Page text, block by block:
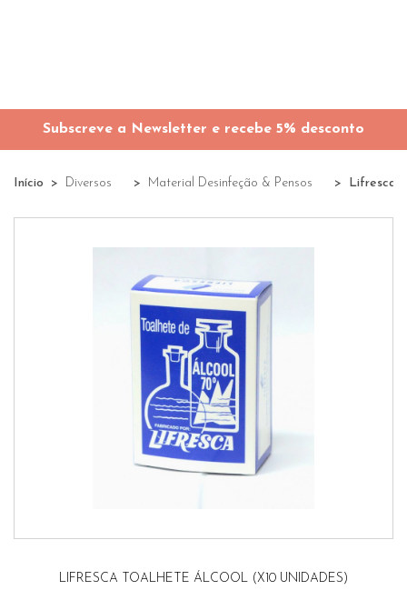
Subscreve a Newsletter e recebe 5% desconto
Início Diversos Material Desinfeção & Pensos Lifresca
LIFRESCA TOALHETE ÁLCOOL (X10 UNIDADES)